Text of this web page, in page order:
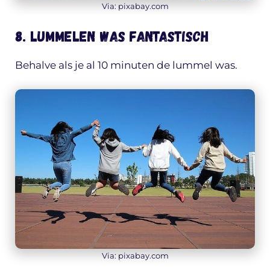
Via: pixabay.com
8. Lummelen was fantastisch
Behalve als je al 10 minuten de lummel was.
Via: pixabay.com